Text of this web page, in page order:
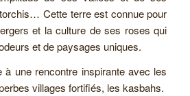
Cette terre est connue pour
et la culture de ses roses qui
et de paysages uniques.
à une rencontre inspirante avec les
villages fortifiés, les kasbahs.